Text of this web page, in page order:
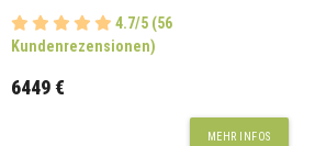
4.7/5 (56
Kundenrezensionen)
6449 €
MEHR INFOS